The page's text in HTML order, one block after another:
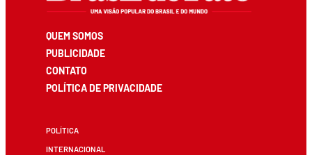
QUEM SOMOS
PUBLICIDADE
CONTATO
POLÍTICA DE PRIVACIDADE
POLÍTICA
INTERNACIONAL